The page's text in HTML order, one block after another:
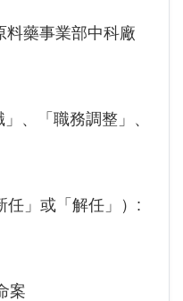
料藥事業部中科廠
、「職務調整」、
任」或「解任」）:
案